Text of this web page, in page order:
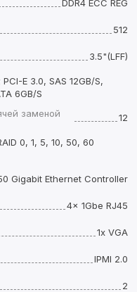
DDR4 ECC REG
512
3.5"(LFF)
PCI-E 3.0, SAS 12GB/S,
6GB/S
заменой
12
0, 1, 5, 10, 50, 60
Gigabit Ethernet Controller
4x 1Gbe RJ45
1x VGA
IPMI 2.0
2